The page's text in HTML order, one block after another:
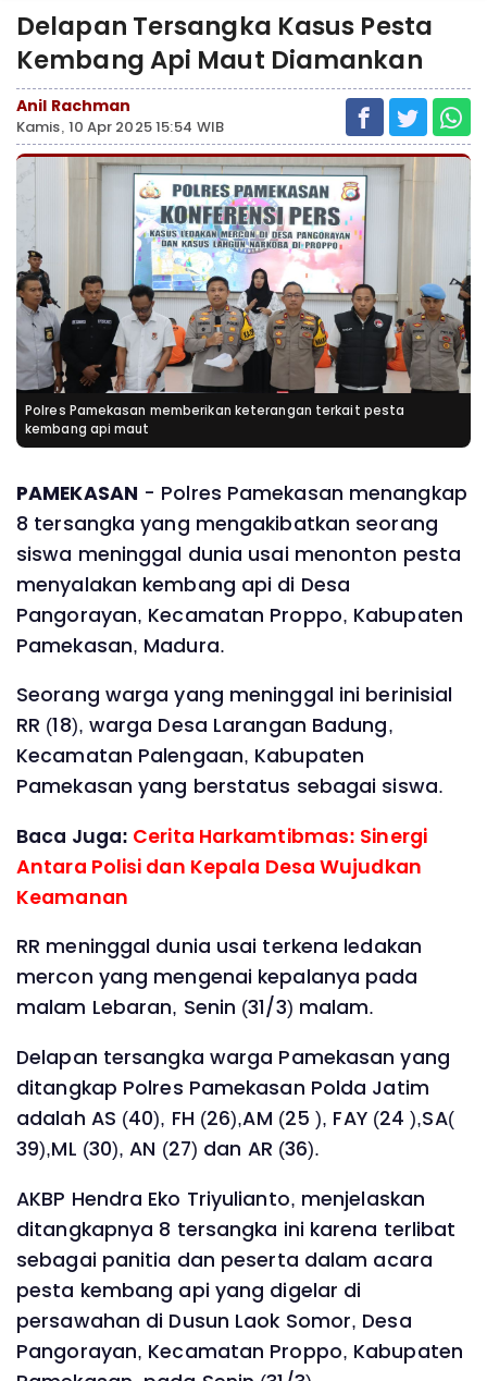
Delapan Tersangka Kasus Pesta
Kembang Api Maut Diamankan
Anil Rachman
Kamis, 10 Apr 2025 15:54 WIB
Polres Pamekasan memberikan keterangan terkait pesta
kembang api maut
PAMEKASAN - Polres Pamekasan menangkap
8 tersangka yang mengakibatkan seorang
siswa meninggal dunia usai menonton pesta
menyalakan kembang api di Desa
Pangorayan, Kecamatan Proppo, Kabupaten
Pamekasan, Madura.
Seorang warga yang meninggal ini berinisial
RR (18), warga Desa Larangan Badung,
Kecamatan Palengaan, Kabupaten
Pamekasan yang berstatus sebagai siswa.
Baca Juga: Cerita Harkamtibmas: Sinergi
Antara Polisi dan Kepala Desa Wujudkan
Keamanan
RR meninggal dunia usai terkena ledakan
mercon yang mengenai kepalanya pada
malam Lebaran, Senin (31/3) malam.
Delapan tersangka warga Pamekasan yang
ditangkap Polres Pamekasan Polda Jatim
adalah AS (40), FH (26),AM (25 ), FAY (24 ),SA(
39),ML (30), AN (27) dan AR (36).
AKBP Hendra Eko Triyulianto, menjelaskan
ditangkapnya 8 tersangka ini karena terlibat
sebagai panitia dan peserta dalam acara
pesta kembang api yang digelar di
persawahan di Dusun Laok Somor, Desa
Pangorayan, Kecamatan Proppo, Kabupaten